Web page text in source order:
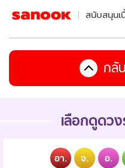
สนับสนุนเ
กลั
เลือกดูดว
อา. จ. อ.